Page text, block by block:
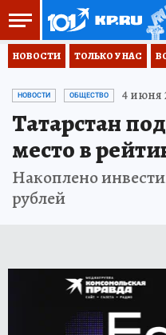
НОВОСТИ ТОЛЬКО У НАС
НОВОСТИ ОБЩЕСТВО 4 июня
Татарстан
место в
Накоплено
рублей